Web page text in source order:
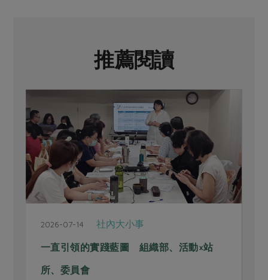
推薦閱讀
2026-07-14 社內大小事
一直引領的實踐藍圖 組織部、活動×站
所、委員會